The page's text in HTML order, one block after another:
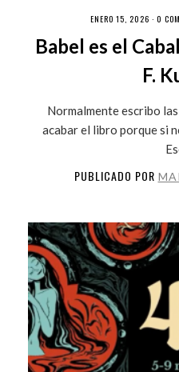
ENERO 15, 2026 · 0
Babel es el
F.
Normalmente escribo
acabar el libro porque si
PUBLICADO POR